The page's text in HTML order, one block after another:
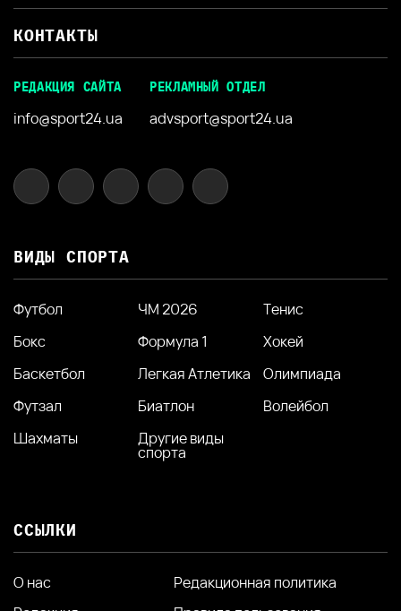
КОНТАКТЫ
РЕДАКЦИЯ САЙТА
info@sport24.ua
РЕКЛАМНЫЙ ОТДЕЛ
advsport@sport24.ua
ВИДЫ СПОРТА
Футбол ЧМ 2026
Тенис
Бокс
Формула 1
Хокей
Баскетбол
Легкая Атлетика
Олимпиада
Футзал
Биатлон
Волейбол
Шахматы
Другие виды
спорта
ССЫЛКИ
О нас
Редакционная политика